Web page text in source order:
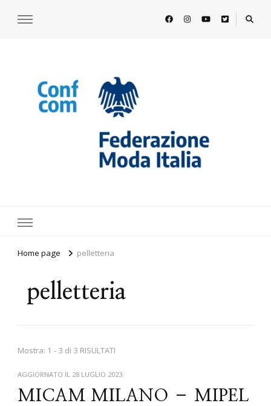
Home page pelletteria
pelletteria
Mostra: 1 - 3 di 3 RISULTATI
AGGIORNATO IL 28 LUGLIO 2023
MICAM MILANO – MIPEL